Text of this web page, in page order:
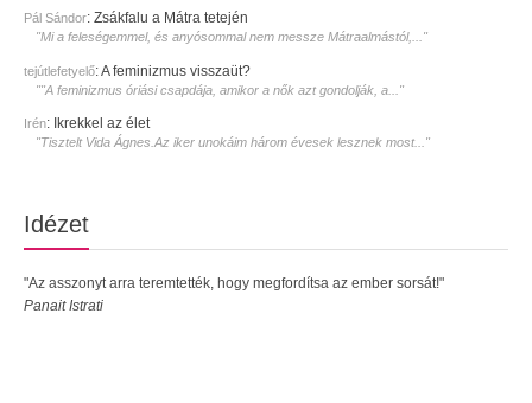
Pál Sándor: Zsákfalu a Mátra tetején
"Mi a feleségemmel, és anyósommal nem messze Mátraalmástól,..."
tejútlefetyelő:A feminizmus visszaüt?
""A feminizmus óriási csapdája, amikor a nők azt gondolják, a..."
Irén: Ikrekkel az élet
"Tisztelt Vida Ágnes.Az iker unokáim három évesek lesznek most..."
Idézet
"Az asszonyt arra teremtették, hogy megfordítsa az ember sorsát!"
Panait Istrati